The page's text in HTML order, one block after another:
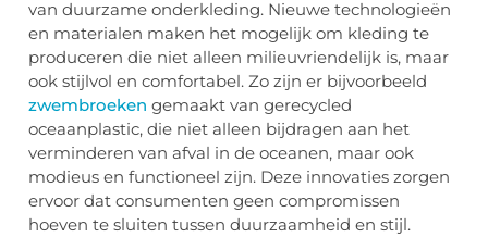
van duurzame onderkleding. Nieuwe technologieën
en materialen maken het mogelijk om kleding te
produceren die niet alleen milieuvriendelijk is, maar
ook stijlvol en comfortabel. Zo zijn er bijvoorbeeld
zwembroeken gemaakt van gerecycled
oceaanplastic, die niet alleen bijdragen aan het
verminderen van afval in de oceanen, maar ook
modieus en functioneel zijn. Deze innovaties zorgen
ervoor dat consumenten geen compromissen
hoeven te sluiten tussen duurzaamheid en stijl.